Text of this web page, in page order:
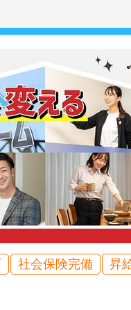
社会保険完備
昇